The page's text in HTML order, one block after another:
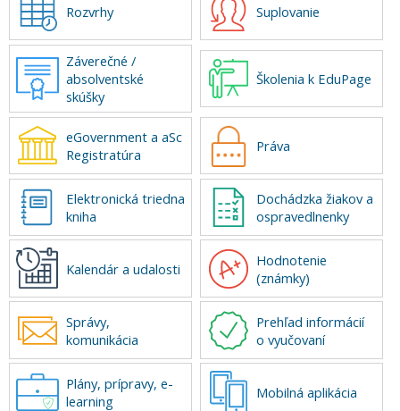
Rozvrhy Suplovanie
Záverečné /
absolventské
skúšky
Školenia k EduPage
eGovernment a aSc
Registratúra
Práva
Elektronická triedna
kniha
Dochádzka žiakov a
ospravedlnenky
Kalendár a udalosti
Hodnotenie
(známky)
Správy,
komunikácia
Prehľad informácií
o vyučovaní
Plány, prípravy, e-
learning
Mobilná aplikácia